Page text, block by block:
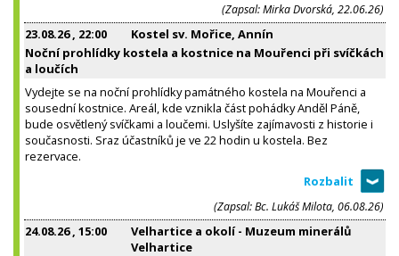
(Zapsal: Mirka Dvorská, 22.06.26)
23.08.26, 22:00
Kostel sv. Mořice, Annín
Noční prohlídky kostela a kostnice na Mouřenci při svíčkách
a loučích
Vydejte se na noční prohlídky památného kostela na Mouřenci a
sousední kostnice. Areál, kde vznikla část pohádky Anděl Páně,
bude osvětlený svíčkami a loučemi. Uslyšíte zajímavosti z historie i
současnosti. Sraz účastníků je ve 22 hodin u kostela. Bez
rezervace.
(Zapsal: Bc. Lukáš Milota, 06.08.26)
24.08.26, 15:00
Velhartice a okolí - Muzeum minerálů
Velhartice